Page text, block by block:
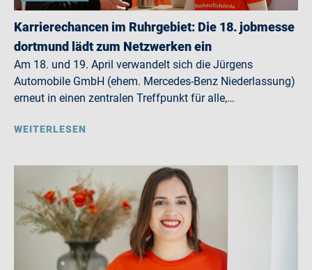
Karrierechancen im Ruhrgebiet: Die 18. jobmesse
dortmund lädt zum Netzwerken ein
Am 18. und 19. April verwandelt sich die Jürgens
Automobile GmbH (ehem. Mercedes-Benz Niederlassung)
erneut in einen zentralen Treffpunkt für alle,…
WEITERLESEN